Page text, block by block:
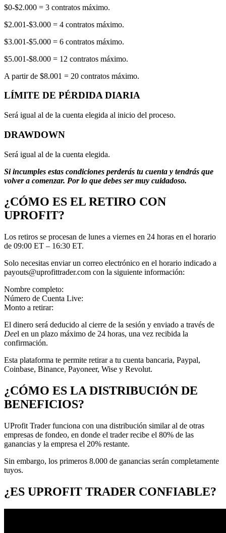
$0-$2.000 = 3 contratos máximo.
$2.001-$3.000 = 4 contratos máximo.
$3.001-$5.000 = 6 contratos máximo.
$5.001-$8.000 = 12 contratos máximo.
A partir de $8.001 = 20 contratos máximo.
LÍMITE DE PÉRDIDA DIARIA
Será igual al de la cuenta elegida al inicio del proceso.
DRAWDOWN
Será igual al de la cuenta elegida.
Si incumples estas condiciones perderás tu cuenta y tendrás que
volver a comenzar. Por lo que debes ser muy cuidadoso.
¿CÓMO ES EL RETIRO CON
UPROFIT?
Los retiros se procesan de lunes a viernes en 24 horas en el horario
de 09:00 ET – 16:30 ET.
Solo necesitas enviar un correo electrónico en el horario indicado a
payouts@uprofittrader.com con la siguiente información:
Nombre completo:
Número de Cuenta Live:
Monto a retirar:
El dinero será deducido al cierre de la sesión y enviado a través de
Deel en un plazo máximo de 24 horas, una vez recibida la
confirmación.
Esta plataforma te permite retirar a tu cuenta bancaria, Paypal,
Coinbase, Binance, Payoneer, Wise y Revolut.
¿CÓMO ES LA DISTRIBUCIÓN DE
BENEFICIOS?
UProfit Trader funciona con una distribución similar al de otras
empresas de fondeo, en donde el trader recibe el 80% de las
ganancias y la empresa el 20% restante.
Sin embargo, los primeros 8.000 de ganancias serán completamente
tuyos.
¿ES UPROFIT TRADER CONFIABLE?